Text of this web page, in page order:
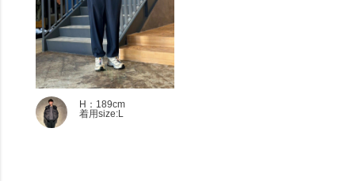
H：189cm
着用size:L